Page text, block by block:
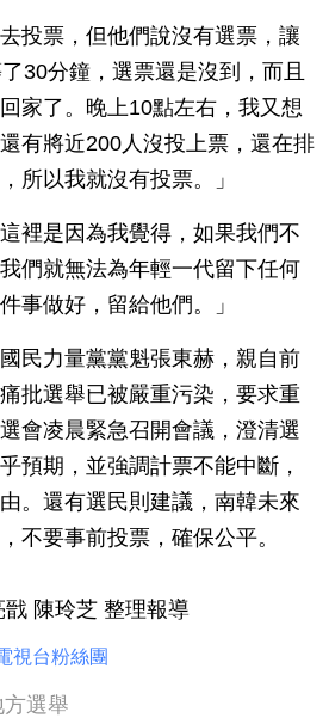
投票，但他們說沒有選票，讓
30分鐘，選票還是沒到，而且
家了。晚上10點左右，我又想
有將近200人沒投上票，還在排
所以我就沒有投票。」
裡是因為我覺得，如果我們不
們就無法為年輕一代留下任何
事做好，留給他們。」
民力量黨黨魁張東赫，親自前
批選舉已被嚴重污染，要求重
會凌晨緊急召開會議，澄清選
預期，並強調計票不能中斷，
。還有選民則建議，南韓未來
不要事前投票，確保公平。
陳玲芝 整理報導
視台粉絲團
方選舉